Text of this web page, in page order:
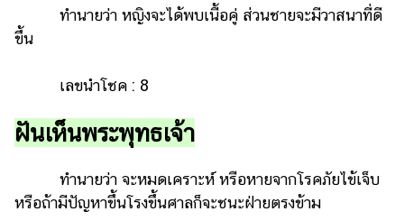
ทำนายว่า หญิงจะได้พบเนื้อคู่ ส่วนชายจะมีวาสนาที่ดี
ขึ้น
เลขนำโชค : 8
ฝันเห็นพระพุทธเจ้า
ทำนายว่า จะหมดเคราะห์ หรือหายจากโรคภัยไข้เจ็บ
หรือถ้ามีปัญหาขึ้นโรงขึ้นศาลก็จะชนะฝ่ายตรงข้าม